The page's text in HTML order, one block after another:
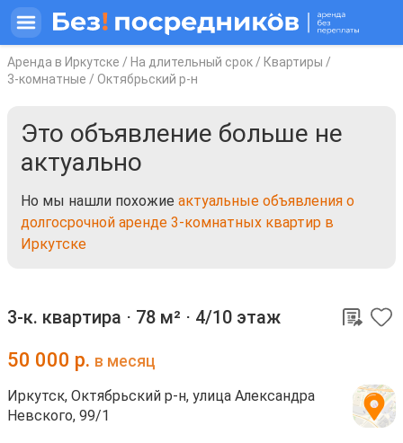
Аренда в Иркутске / На длительный срок / Квартиры /
3-комнатные / Октябрьский р-н
Это объявление больше не
актуально
Но мы нашли похожие актуальные объявления о
долгосрочной аренде 3-комнатных квартир в
Иркутске
3-к. квартира ⋅ 78 м² ⋅ 4/10 этаж
50 000 р. в месяц
Иркутск, Октябрьский р-н, улица Александра
Невского, 99/1